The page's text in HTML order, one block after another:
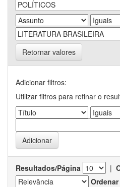
Retornar valores
Adicionar filtros:
Utilizar filtros para refinar o
Resultados/Página |
Ordenar